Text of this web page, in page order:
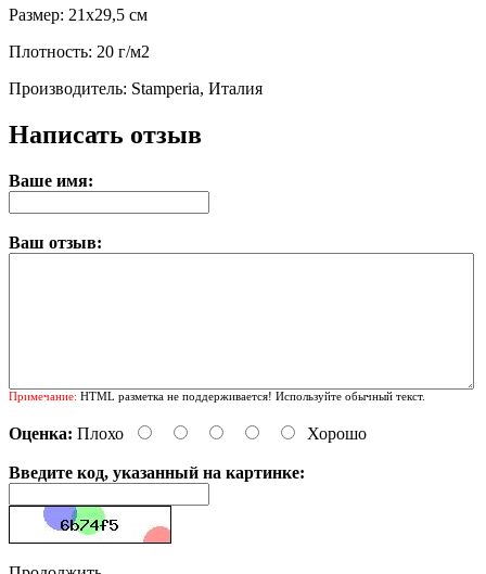
Размер: 21х29,5 см
Плотность: 20 г/м2
Производитель: Stamperia, Италия
Написать отзыв
Ваше имя:
Ваш отзыв:
Примечание: HTML разметка не поддерживается! Используйте обычный текст.
Оценка: Плохо Хорошо
Введите код, указанный на картинке: